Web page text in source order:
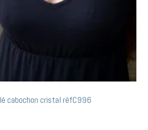
cabochon cristal réfC996